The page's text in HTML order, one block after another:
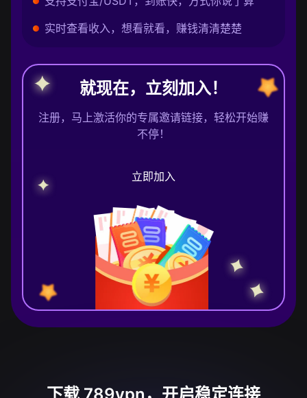
实时查看收入，想看就看，赚钱清清楚楚
就现在，立刻加入！
注册，马上激活你的专属邀请链接，轻松开始赚
不停！
立即加入
下载 789vpn，开启稳定连接